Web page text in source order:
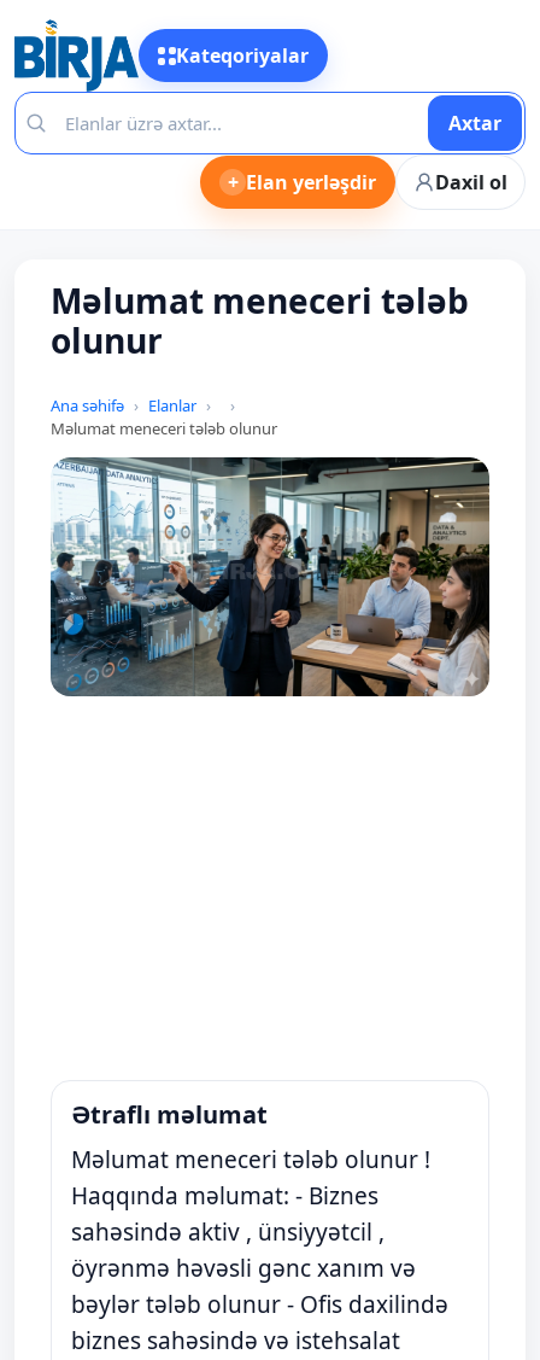
Kateqoriyalar
Axtar
+ Elan yerləşdir Daxil ol
Məlumat meneceri tələb
olunur
Ana səhifə
Elanlar
Məlumat meneceri tələb olunur
Ətraflı məlumat
Məlumat meneceri tələb olunur !
Haqqında məlumat: - Biznes
sahəsində aktiv , ünsiyyətcil ,
öyrənmə həvəsli gənc xanım və
bəylər tələb olunur - Ofis daxilində
biznes sahəsində və istehsalat